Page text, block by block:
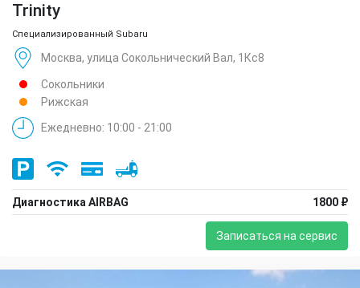
Trinity
Специализированный Subaru
Москва, улица Сокольнический Вал, 1Кс8
Сокольники
Рижская
Ежедневно: 10:00 - 21:00
Диагностика AIRBAG 1800 ₽
Записаться на сервис